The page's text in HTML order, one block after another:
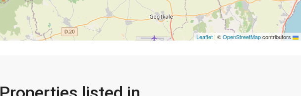
| ©OpenStreetMapcontributors